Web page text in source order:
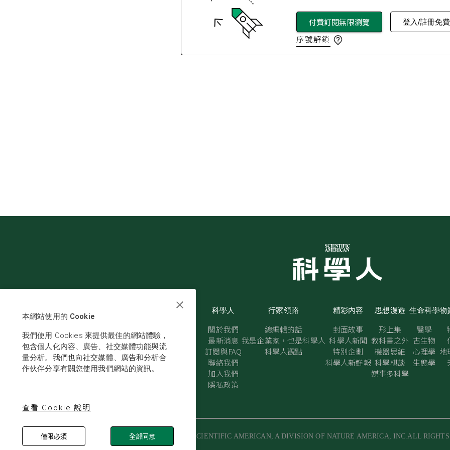
付費訂閱無限瀏覽 登入/註冊免
序號解鎖
科學人
關於我們
最新消息
訂閱與FAQ
聯絡我們
加入我們
隱私政策
行家領路
總編輯的話
我是企業家，也是科學人
科學人觀點
精彩內容
封面故事
科學人新聞
特別企劃
科學人新鮮報
思想漫遊
形上集
教科書之外
機器思維
科學棋談
媒事多科學
生命科學
醫學
古生物
心理學
生態學
物
地
© SCIENTIFIC AMERICAN, A DIVISION OF NATURE AMERICA, INC.ALL RIGHTS
本網站使用的 Cookie
我們使用 Cookies 來提供最佳的網站體驗，
包含個人化內容、廣告、社交媒體功能與流
量分析。我們也向社交媒體、廣告和分析合
作伙伴分享有關您使用我們網站的資訊。
查看 Cookie 說明
僅限必須 全部同意